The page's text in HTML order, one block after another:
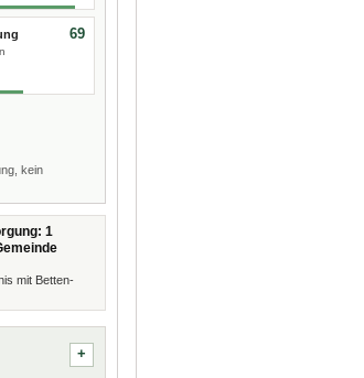
69
kein
1
mit Betten-